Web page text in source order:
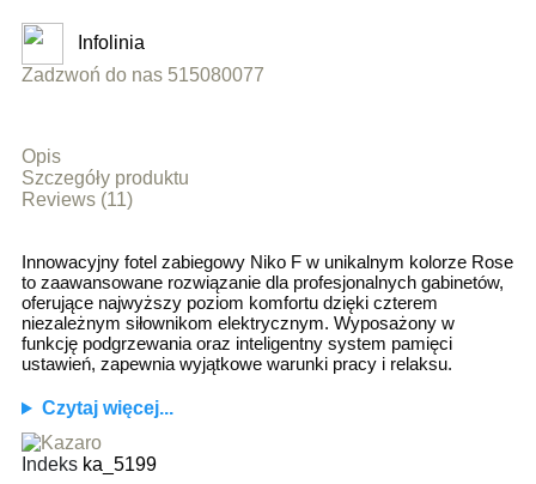
Infolinia
Zadzwoń do nas 515080077
Opis
Szczegóły produktu
Reviews (11)
Innowacyjny fotel zabiegowy Niko F w unikalnym kolorze Rose
to zaawansowane rozwiązanie dla profesjonalnych gabinetów,
oferujące najwyższy poziom komfortu dzięki czterem
niezależnym siłownikom elektrycznym. Wyposażony w
funkcję podgrzewania oraz inteligentny system pamięci
ustawień, zapewnia wyjątkowe warunki pracy i relaksu.
Czytaj więcej...
Indeks ka_5199